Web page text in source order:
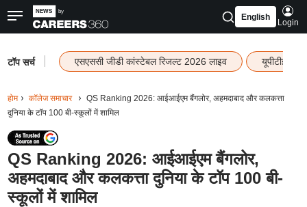
English
Login
टॉप सर्च एसएससी जीडी कांस्टेबल रिजल्ट 2026 लाइव यूपीटीईटी
होम कॉलेज समाचार
QS Ranking 2026: आईआईएम बैंगलोर, अहमदाबाद और कलकत्ता
दुनिया के टॉप 100 बी-स्कूलों में शामिल
QS Ranking 2026: आईआईएम बैंगलोर,
अहमदाबाद और कलकत्ता दुनिया के टॉप 100 बी-
स्कूलों में शामिल